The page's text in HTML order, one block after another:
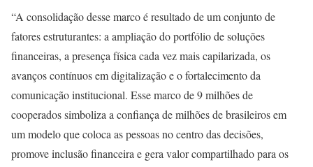
“A consolidação desse marco é resultado de um conjunto de
fatores estruturantes: a ampliação do portfólio de soluções
financeiras, a presença física cada vez mais capilarizada, os
avanços contínuos em digitalização e o fortalecimento da
comunicação institucional. Esse marco de 9 milhões de
cooperados simboliza a confiança de milhões de brasileiros em
um modelo que coloca as pessoas no centro das decisões,
promove inclusão financeira e gera valor compartilhado para os